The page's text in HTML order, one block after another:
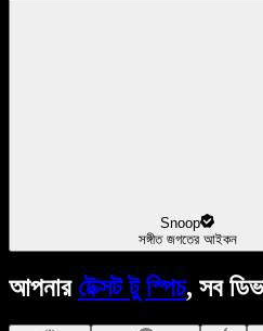
Snoop
সঙ্গীত জগতের আইকন
আপনার টেক্সট টু স্পিচ, সব